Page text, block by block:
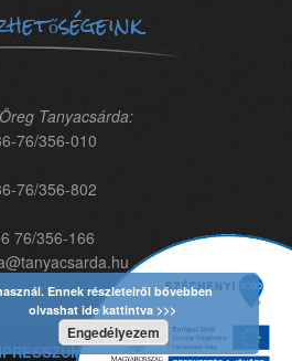
Tanyacsárda:
76/356-010
76/356-802
76/356-166
| Fejlesztő: Marketing Menü
Ennek részleteiről bővebben
olvashat ide kattintva >>>
Engedélyezem